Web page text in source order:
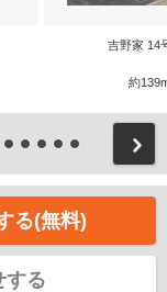
吉野家 14
約
る(無料)
する